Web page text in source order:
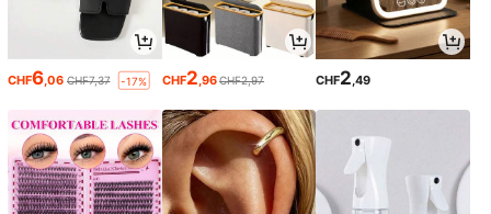
CHF6 ,06 CHF7,37 -17% CHF2 ,96CHF2,97 CHF2 ,49